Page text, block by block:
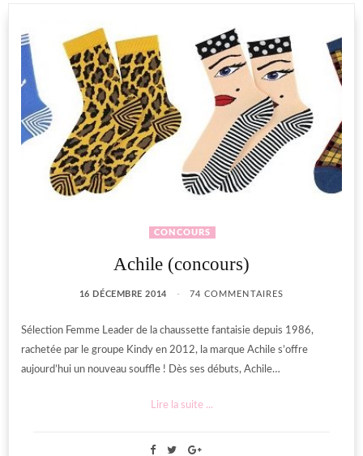
CONCOURS
Achile (concours)
16 DÉCEMBRE 2014 74 COMMENTAIRES
Sélection Femme Leader de la chaussette fantaisie depuis 1986,
rachetée par le groupe Kindy en 2012, la marque Achile s’offre
aujourd’hui un nouveau souffle ! Dès ses débuts, Achile…
Lire la suite ...